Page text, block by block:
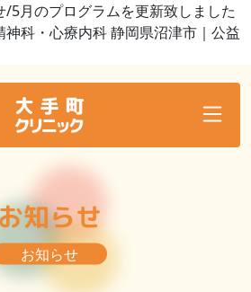
5月のプログラムを更新致しました
神科・心療内科 静岡県沼津市｜公益
知らせ
お知らせ